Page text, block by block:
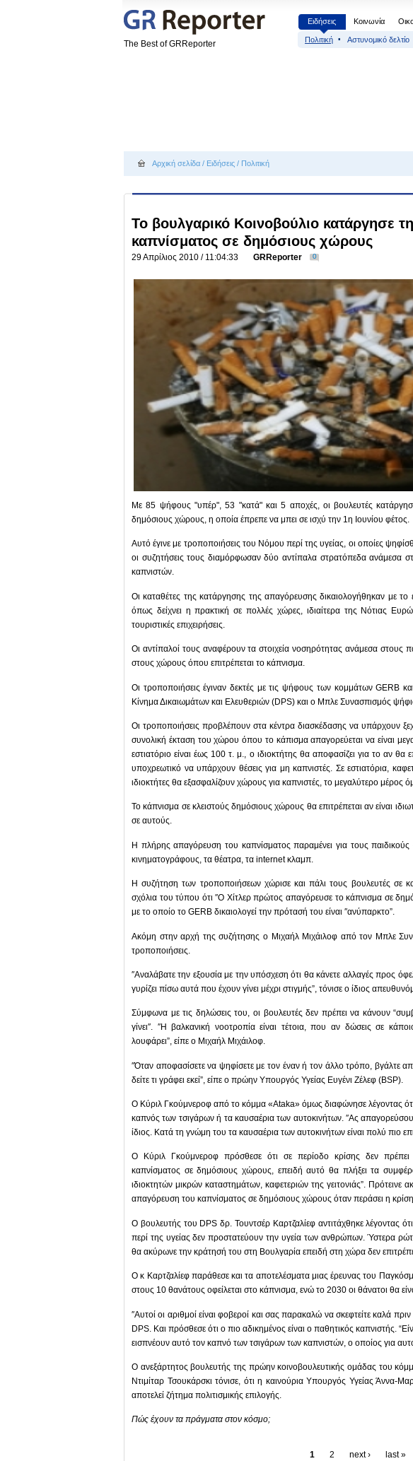
The Best of GRReporter
Ειδήσεις Κοινωνία
Πολιτική Αστυνομικό δελτίο
Αρχική σελίδα / Ειδήσεις / Πολιτική
Το βουλγαρικό Κοινοβούλιο κατάργησε
καπνίσματος σε δημόσιους χώρους
29 Απρίλιος 2010 / 11:04:33 GRReporter 0
Με 85 ψήφους "υπέρ", 53 "κατά" και 5 αποχές, οι βουλευτές
δημόσιους χώρους, η οποία έπρεπε να μπει σε ισχύ την 1η Ιουνίου φέτος.
Αυτό έγινε με τροποποιήσεις του Νόμου περί της υγείας, οι οποίες
οι συζητήσεις τους διαμόρφωσαν δύο αντίπαλα στρατόπεδα ανάμεσα
καπνιστών.
Οι καταθέτες της κατάργησης της απαγόρευσης δικαιολογήθηκαν με το
όπως δείχνει η πρακτική σε πολλές χώρες, ιδιαίτερα της Νότιας
τουριστικές επιχειρήσεις.
Οι αντίπαλοί τους αναφέρουν τα στοιχεία νοσηρότητας ανάμεσα στους
στους χώρους όπου επιτρέπεται το κάπνισμα.
Οι τροποποιήσεις έγιναν δεκτές με τις ψήφους των κομμάτων GERB
Κίνημα Δικαιωμάτων και Ελευθεριών (DPS) και ο Μπλε Συνασπισμός
Οι τροποποιήσεις προβλέπουν στα κέντρα διασκέδασης να υπάρχουν
συνολική έκταση του χώρου όπου το κάπισμα απαγορεύεται να είναι
εστιατόριο είναι έως 100 τ. μ., ο ιδιοκτήτης θα αποφασίζει για το αν θα
υποχρεωτικό να υπάρχουν θέσεις για μη καπνιστές. Σε εστιατόρια,
ιδιοκτήτες θα εξασφαλίζουν χώρους για καπνιστές, το μεγαλύτερο μέρος
Το κάπνισμα σε κλειστούς δημόσιους χώρους θα επιτρέπεται αν είναι
σε αυτούς.
Η πλήρης απαγόρευση του καπνίσματος παραμένει για τους παιδικούς
κινηματογράφους, τα θέατρα, τα internet κλαμπ.
Η συζήτηση των τροποποιήσεων χώρισε και πάλι τους βουλευτές σε
σχόλια του τύπου ότι ″Ο Χίτλερ πρώτος απαγόρευσε το κάπνισμα σε
με το οποίο το GERB δικαιολογεί την πρότασή του είναι ″ανύπαρκτο”.
Ακόμη στην αρχή της συζήτησης ο Μιχαήλ Μιχάιλοφ από τον Μπλε
τροποποιήσεις.
″Αναλάβατε την εξουσία με την υπόσχεση ότι θα κάνετε αλλαγές προς
γυρίζει πίσω αυτά που έχουν γίνει μέχρι στιγμής”, τόνισε ο ίδιος
Σύμφωνα με τις δηλώσεις του, οι βουλευτές δεν πρέπει να κάνουν
γίνει″. ″Η βαλκανική νοοτροπία είναι τέτοια, που αν δώσεις σε
λουφάρει”, είπε ο Μιχαήλ Μιχάιλοφ.
″Όταν αποφασίσετε να ψηφίσετε με τον έναν ή τον άλλο τρόπο, βγάλτε
δείτε τι γράφει εκεί”, είπε ο πρώην Υπουργός Υγείας Ευγένι Ζέλεφ (BSP).
Ο Κύριλ Γκούμνεροφ από το κόμμα «Ataka» όμως διαφώνησε λέγοντας ότι
καπνός των τσιγάρων ή τα καυσαέρια των αυτοκινήτων. ″Ας
ίδιος. Κατά τη γνώμη του τα καυσαέρια των αυτοκινήτων είναι πολύ πιο
Ο Κύριλ Γκούμνεροφ πρόσθεσε ότι σε περίοδο κρίσης δεν πρέπει
καπνίσματος σε δημόσιους χώρους, επειδή αυτό θα πλήξει τα
ιδιοκτητών μικρών καταστημάτων, καφετεριών της γειτονιάς”.
απαγόρευση του καπνίσματος σε δημόσιους χώρους όταν περάσει η
Ο βουλευτής του DPS δρ. Τουντσέρ Καρτζαλίεφ αντιτάχθηκε λέγοντας
περί της υγείας δεν προστατεύουν την υγεία των ανθρώπων. Ύστερα
θα ακύρωνε την κράτησή του στη Βουλγαρία επειδή στη χώρα δεν
Ο κ Καρτζαλίεφ παράθεσε και τα αποτελέσματα μιας έρευνας του
στους 10 θανάτους οφείλεται στο κάπνισμα, ενώ το 2030 οι θάνατοι θα
″Αυτοί οι αριθμοί είναι φοβεροί και σας παρακαλώ να σκεφτείτε καλά
DPS. Και πρόσθεσε ότι ο πιο αδικημένος είναι ο παθητικός καπνιστής.
εισπνέουν αυτό τον καπνό των τσιγάρων των καπνιστών, ο οποίος για
Ο ανεξάρτητος βουλευτής της πρώην κοινοβουλευτικής ομάδας του
Ντιμίταρ Τσουκάρσκι τόνισε, ότι η καινούρια Υπουργός Υγείας Άννα-
αποτελεί ζήτημα πολιτισμικής επιλογής.
Πώς έχουν τα πράγματα στον κόσμο;
1 2 next › last »